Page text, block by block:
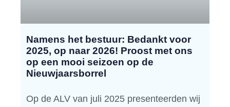
Namens het bestuur: Bedankt voor
2025, op naar 2026! Proost met ons
op een mooi seizoen op de
Nieuwjaarsborrel
Op de ALV van juli 2025 presenteerden wij